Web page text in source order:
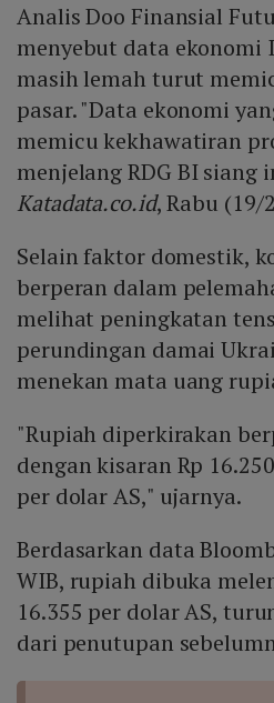
Analis Doo Finansial
menyebut data ekonomi
masih lemah turut
pasar. "Data ekonomi
memicu kekhawatiran
menjelang RDG BI siang
Katadata.co.id, Rabu (19/
Selain faktor domestik,
berperan dalam
melihat peningkatan
perundingan damai
menekan mata uang
"Rupiah diperkirakan
dengan kisaran Rp
per dolar AS," ujarnya.
Berdasarkan data
WIB, rupiah dibuka
16.355 per dolar AS,
dari penutupan